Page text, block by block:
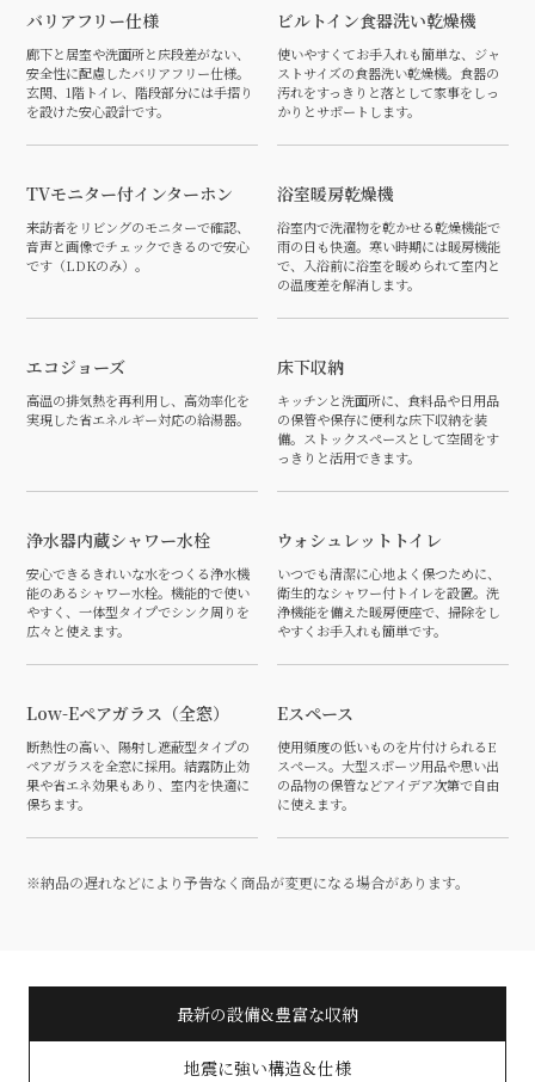
バリアフリー仕様
廊下と居室や洗面所と床段差がない、
安全性に配慮したバリアフリー仕様。
玄関、1階トイレ、階段部分には手摺り
を設けた安心設計です。
ビルトイン食器洗い乾燥機
使いやすくてお手入れも簡単な、ジャ
ストサイズの食器洗い乾燥機。食器の
汚れをすっきりと落として家事をしっ
かりとサポートします。
TVモニター付インターホン
来訪者をリビングのモニターで確認、
音声と画像でチェックできるので安心
です（LDKのみ）。
浴室暖房乾燥機
浴室内で洗濯物を乾かせる乾燥機能で
雨の日も快適。寒い時期には暖房機能
で、入浴前に浴室を暖められて室内と
の温度差を解消します。
エコジョーズ
高温の排気熱を再利用し、高効率化を
実現した省エネルギー対応の給湯器。
床下収納
キッチンと洗面所に、食料品や日用品
の保管や保存に便利な床下収納を装
備。ストックスペースとして空間をす
っきりと活用できます。
浄水器内蔵シャワー水栓
安心できるきれいな水をつくる浄水機
能のあるシャワー水栓。機能的で使い
やすく、一体型タイプでシンク周りを
広々と使えます。
ウォシュレットトイレ
いつでも清潔に心地よく保つために、
衛生的なシャワー付トイレを設置。洗
浄機能を備えた暖房便座で、掃除をし
やすくお手入れも簡単です。
Low-Eペアガラス（全窓）
断熱性の高い、陽射し遮蔽型タイプの
ペアガラスを全窓に採用。結露防止効
果や省エネ効果もあり、室内を快適に
保ちます。
Eスペース
使用頻度の低いものを片付けられるE
スペース。大型スポーツ用品や思い出
の品物の保管などアイデア次第で自由
に使えます。
※納品の遅れなどにより予告なく商品が変更になる場合があります。
最新の設備&豊富な収納
地震に強い構造＆仕様